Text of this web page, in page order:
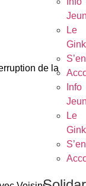
Le
Info
Le
de la